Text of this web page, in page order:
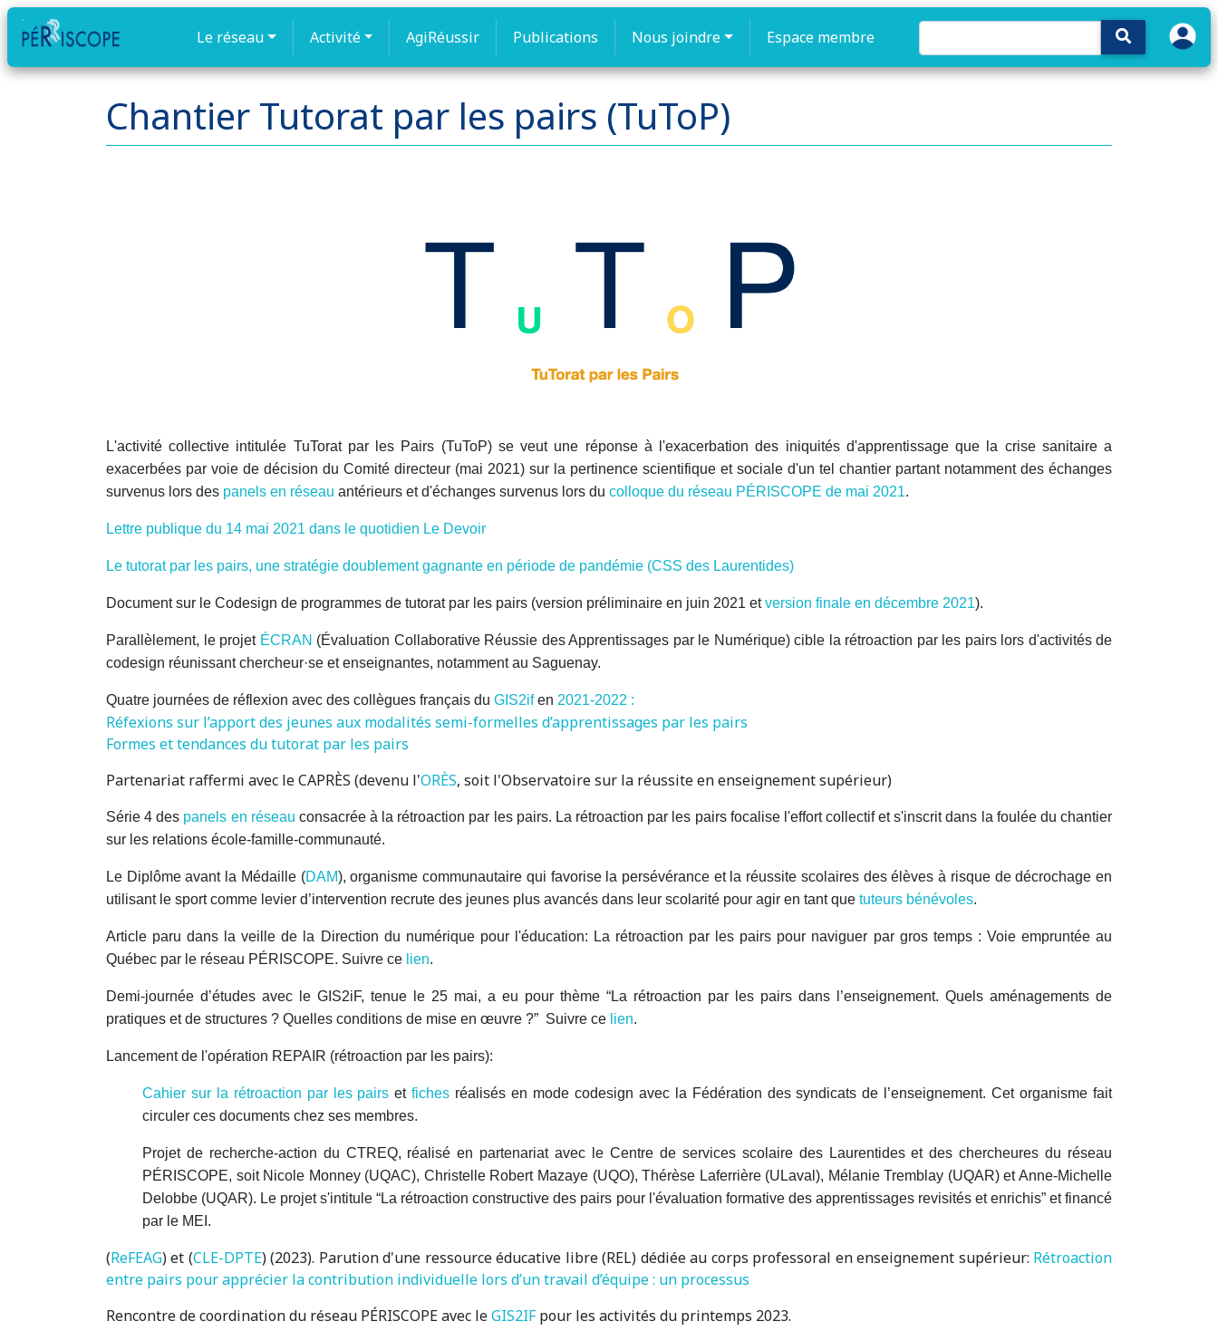
Le réseau Activité AgiRéussir Publications Nous joindre Espace membre
Chantier Tutorat par les pairs (TuToP)
L'activité collective intitulée TuTorat par les Pairs (TuToP) se veut une réponse à l'exacerbation des iniquités d'apprentissage que la crise sanitaire a
exacerbées par voie de décision du Comité directeur (mai 2021) sur la pertinence scientifique et sociale d'un tel chantier partant notamment des échanges
survenus lors des panels en réseau antérieurs et d'échanges survenus lors du colloque du réseau PÉRISCOPE de mai 2021.
Lettre publique du 14 mai 2021 dans le quotidien Le Devoir
Le tutorat par les pairs, une stratégie doublement gagnante en période de pandémie (CSS des Laurentides)
Document sur le Codesign de programmes de tutorat par les pairs (version préliminaire en juin 2021 etversion finale en décembre 2021).
Parallèlement, le projet ÉCRAN (Évaluation Collaborative Réussie des Apprentissages par le Numérique) cible la rétroaction par les pairs lors d'activités de
codesign réunissant chercheur·se et enseignantes, notamment au Saguenay.
Quatre journées de réflexion avec des collègues français du GIS2ifen 2021-2022 :
Réfexions sur l’apport des jeunes aux modalités semi-formelles d’apprentissages par les pairs
Formes et tendances du tutorat par les pairs
Partenariat raffermi avec le CAPRÈS (devenu l'ORÈS, soit l'Observatoire sur la réussite en enseignement supérieur)
Série 4 des panels en réseau consacrée à la rétroaction par les pairs. La rétroaction par les pairs focalise l'effort collectif et s'inscrit dans la foulée du chantier
sur les relations école-famille-communauté.
Le Diplôme avant la Médaille (DAM), organisme communautaire qui favorise la persévérance et la réussite scolaires des élèves à risque de décrochage en
utilisant le sport comme levier d’intervention recrute des jeunes plus avancés dans leur scolarité pour agir en tant que tuteurs bénévoles.
Article paru dans la veille de la Direction du numérique pour l'éducation: La rétroaction par les pairs pour naviguer par gros temps : Voie empruntée au
Québec par le réseau PÉRISCOPE. Suivre ce lien.
Demi-journée d’études avec le GIS2iF, tenue le 25 mai, a eu pour thème “La rétroaction par les pairs dans l’enseignement. Quels aménagements de
pratiques et de structures ? Quelles conditions de mise en œuvre ?” Suivre ce lien.
Lancement de l'opération REPAIR (rétroaction par les pairs):
Cahier sur la rétroaction par les pairs etfiches réalisés en mode codesign avec la Fédération des syndicats de l’enseignement. Cet organisme fait
circuler ces documents chez ses membres.
Projet de recherche-action du CTREQ, réalisé en partenariat avec le Centre de services scolaire des Laurentides et des chercheures du réseau
PÉRISCOPE, soit Nicole Monney (UQAC), Christelle Robert Mazaye (UQO), Thérèse Laferrière (ULaval), Mélanie Tremblay (UQAR) et Anne-Michelle
Delobbe (UQAR). Le projet s'intitule “La rétroaction constructive des pairs pour l'évaluation formative des apprentissages revisités et enrichis” et financé
par le MEI.
(ReFEAG) et (CLE-DPTE) (2023). Parution d'une ressource éducative libre (REL) dédiée au corps professoral en enseignement supérieur: Rétroaction
entre pairs pour apprécier la contribution individuelle lors d’un travail d’équipe : un processus
Rencontre de coordination du réseau PÉRISCOPE avec leGIS2IF pour les activités du printemps 2023.